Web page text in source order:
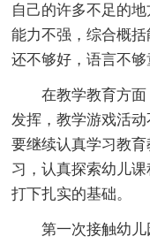
自己的许多不足的
能力不强，综合概
还不够好，语言不够
在教学教育方
发挥，教学游戏活
要继续认真学习教
习，认真探索幼儿
打下扎实的基础。
第一次接触幼